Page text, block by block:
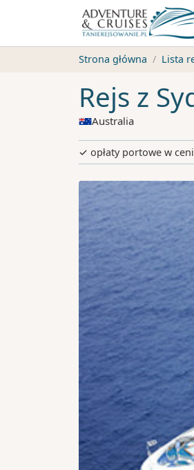
Strona główna Lista
Rejs z
Australia
✓ opłaty portowe w